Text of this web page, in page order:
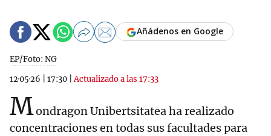
EP/Foto: NG
12·05·26
17:30 |Actualizado a las 17:33
Añádenos en Google
Mondragon Unibertsitatea ha realizado
concentraciones en todas sus facultades para